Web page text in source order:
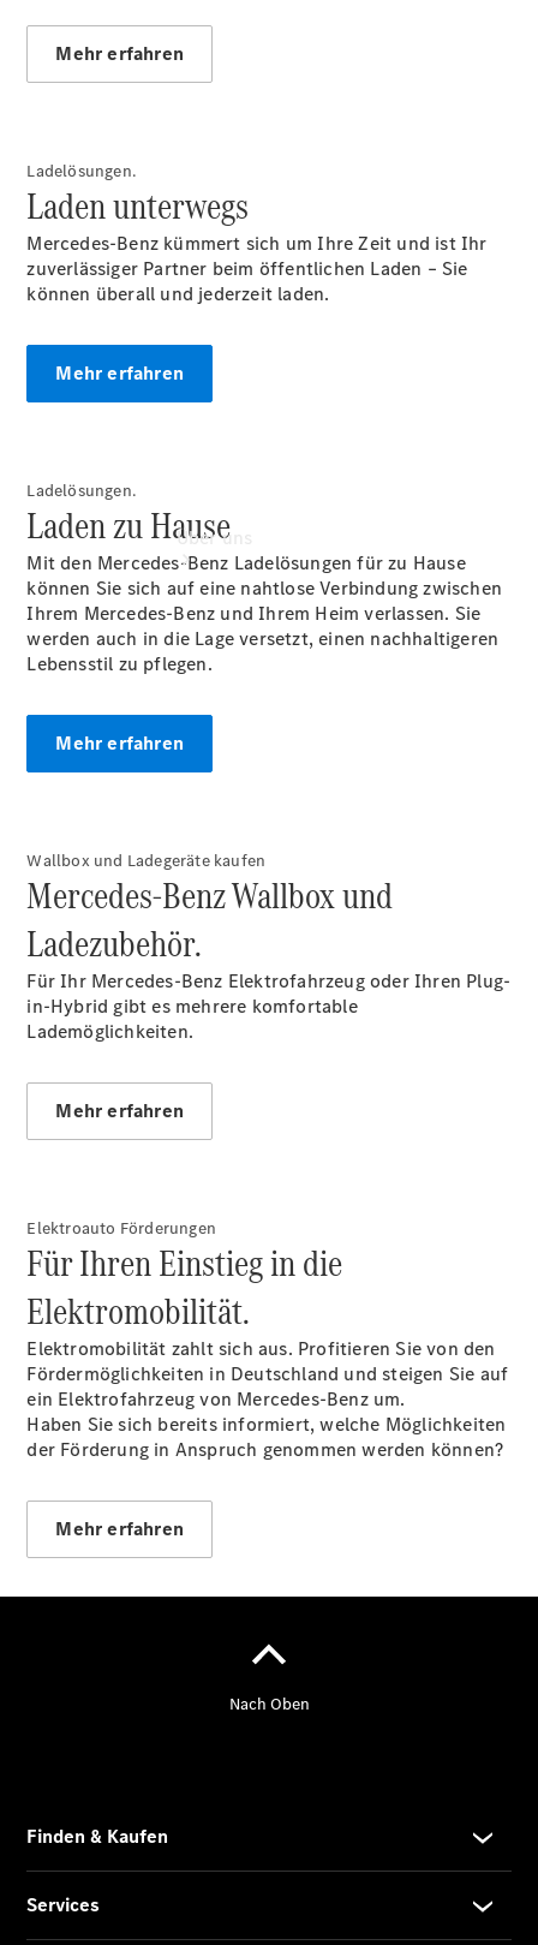
Rückrufe &
Umrüstungen
Warnung: Betrug
Gebrauchtwagensuche
Finanzdienste
Digitale
Extras
Über uns
Kontakt
Ansprechpartner
Probefahrt
Kontaktformular
Unternehmens
News
Autohaus
App
Mehr erfahren
Ladelösungen.
Laden unterwegs
Mercedes-Benz kümmert sich um Ihre Zeit und ist Ihr
zuverlässiger Partner beim öffentlichen Laden – Sie
können überall und jederzeit laden.
Mehr erfahren
Ladelösungen.
Laden zu Hause
Mit den Mercedes-Benz Ladelösungen für zu Hause
können Sie sich auf eine nahtlose Verbindung zwischen
Ihrem Mercedes-Benz und Ihrem Heim verlassen. Sie
werden auch in die Lage versetzt, einen nachhaltigeren
Lebensstil zu pflegen.
Mehr erfahren
Wallbox und Ladegeräte kaufen
Mercedes-Benz Wallbox und
Ladezubehör.
Für Ihr Mercedes-Benz Elektrofahrzeug oder Ihren Plug-
in-Hybrid gibt es mehrere komfortable
Lademöglichkeiten.
Mehr erfahren
Elektroauto Förderungen
Für Ihren Einstieg in die
Elektromobilität.
Elektromobilität zahlt sich aus. Profitieren Sie von den
Fördermöglichkeiten in Deutschland und steigen Sie auf
ein Elektrofahrzeug von Mercedes-Benz um.
Haben Sie sich bereits informiert, welche Möglichkeiten
der Förderung in Anspruch genommen werden können?
Mehr erfahren